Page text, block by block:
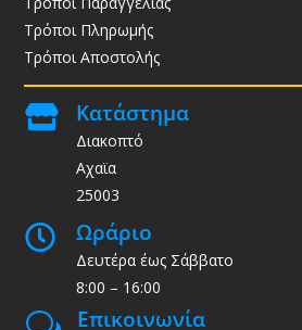
Τρόποι Πληρωμής
Τρόποι Αποστολής
 Κατάστημα
Διακοπτό
Αχαϊα
25003
 Ωράριο
Δευτέρα έως Σάββατο
8:00 – 16:00
Επικοινωνία